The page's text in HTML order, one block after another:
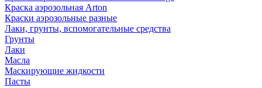
Краска аэрозольная Arton
Краски аэрозольные разные
Лаки, грунты, вспомогательные средства
Грунты
Лаки
Масла
Маскирующие жидкости
Пасты